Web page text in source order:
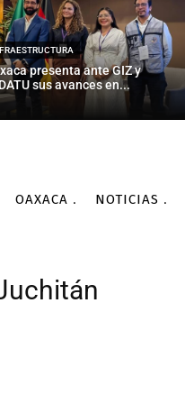
presenta ante GIZ y
sus avances en...
OAXACA NOTICIAS